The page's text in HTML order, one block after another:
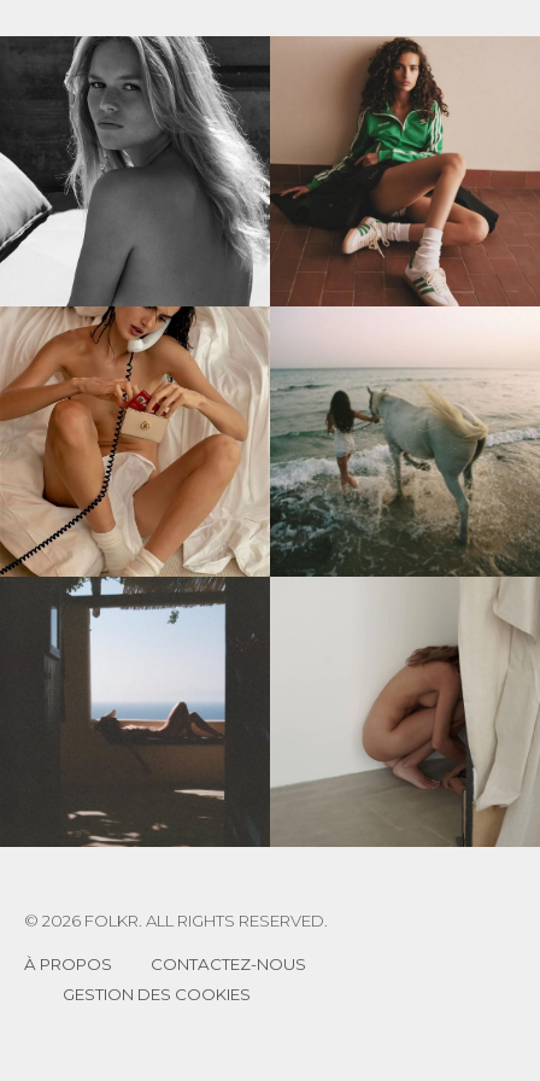
© 2026 FOLKR. ALL RIGHTS RESERVED.
À PROPOS
CONTACTEZ-NOUS
GESTION DES COOKIES